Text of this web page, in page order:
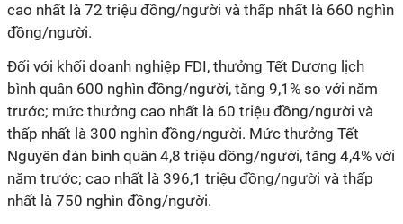
cao nhất là 72 triệu đồng/người và thấp nhất là 660 nghìn
đồng/người.
Đối với khối doanh nghiệp FDI, thưởng Tết Dương lịch
bình quân 600 nghìn đồng/người, tăng 9,1% so với năm
trước; mức thưởng cao nhất là 60 triệu đồng/người và
thấp nhất là 300 nghìn đồng/người. Mức thưởng Tết
Nguyên đán bình quân 4,8 triệu đồng/người, tăng 4,4% với
năm trước; cao nhất là 396,1 triệu đồng/người và thấp
nhất là 750 nghìn đồng/người.